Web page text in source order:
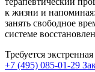
к жизни и
занять свободное
системе
Требуется
+7 (495) 085-01-29